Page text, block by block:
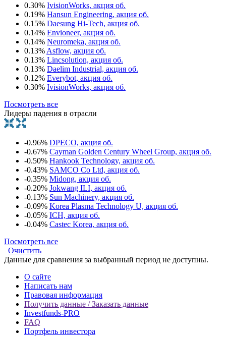
0.30% IvisionWorks, акция об.
0.19% Hansun Engineering, акция об.
0.15% Daesung Hi-Tech, акция об.
0.14% Envioneer, акция об.
0.14% Neuromeka, акция об.
0.13% Asflow, акция об.
0.13% Lincsolution, акция об.
0.13% Daelim Industrial, акция об.
0.12% Everybot, акция об.
0.30% IvisionWorks, акция об.
Посмотреть все
Лидеры падения в отрасли
-0.96% DPECO, акция об.
-0.67% Cayman Golden Century Wheel Group, акция об.
-0.50% Hankook Technology, акция об.
-0.43% SAMCO Co Ltd, акция об.
-0.35% Midong, акция об.
-0.20% Jokwang ILI, акция об.
-0.13% Sun Machinery, акция об.
-0.09% Korea Plasma Technology U, акция об.
-0.05% ICH, акция об.
-0.04% Castec Korea, акция об.
Посмотреть все
Очистить
Данные для сравнения за выбранный период не доступны.
О сайте
Написать нам
Правовая информация
Получить данные / Заказать данные
Investfunds-PRO
FAQ
Портфель инвестора